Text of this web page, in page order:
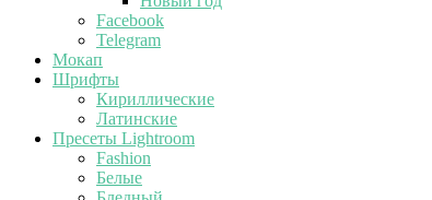
Facebook
Telegram
Мокап
Шрифты
Кириллические
Латинские
Пресеты Lightroom
Fashion
Белые